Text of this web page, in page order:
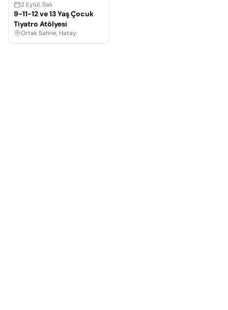
2 Eylül, Salı
9-11-12 ve 13 Yaş Çocuk
Tiyatro Atölyesi
Ortak Sahne, Hatay